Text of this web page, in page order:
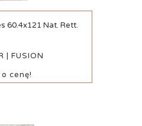
60.4x121 Nat. Rett.
| FUSION
cenę!